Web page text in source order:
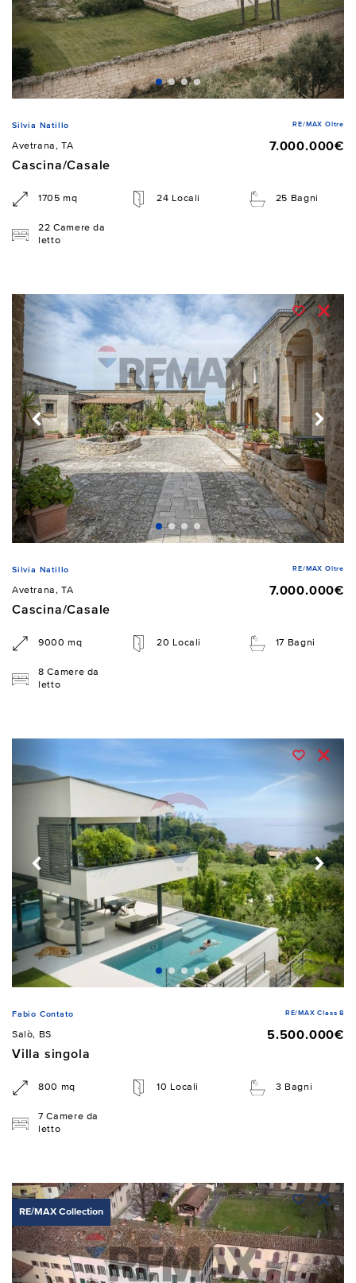
Silvia Natillo RE/MAX Oltre
Avetrana, TA
7.000.000€
Cascina/Casale
1705 mq 24 Locali 25 Bagni
22 Camere da
letto
Silvia Natillo RE/MAX Oltre
Avetrana, TA
7.000.000€
Cascina/Casale
9000 mq 20 Locali 17 Bagni
8 Camere da
letto
Fabio Contato RE/MAX Class 8
Salò, BS
5.500.000€
Villa singola
800 mq 10 Locali 3 Bagni
7 Camere da
letto
RE/MAX Collection